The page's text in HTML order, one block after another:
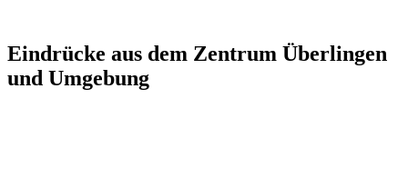
Eindrücke aus dem Zentrum Überlingen
und Umgebung